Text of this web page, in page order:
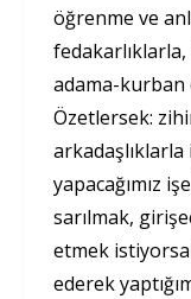
öğrenme ve
adama-
Özetlersek:
arkadaşlıklarla
yapacağımız
sarılmak,
etmek
ederek